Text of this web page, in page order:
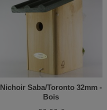
Nichoir Saba/Toronto 32mm -
Bois